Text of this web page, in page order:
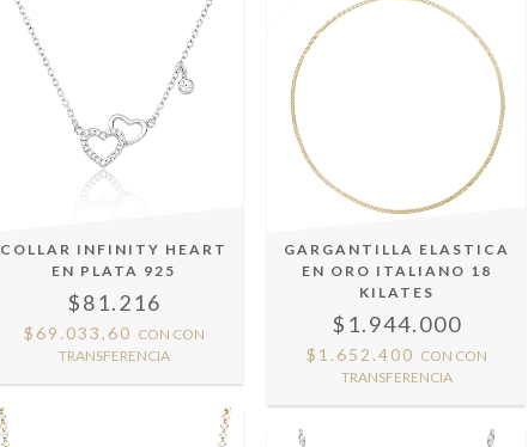
COLLAR INFINITY HEART
EN PLATA 925
$81.216
$69.033,60 CON CON
TRANSFERENCIA
GARGANTILLA ELASTICA
EN ORO ITALIANO 18
KILATES
$1.944.000
$1.652.400 CON CON
TRANSFERENCIA